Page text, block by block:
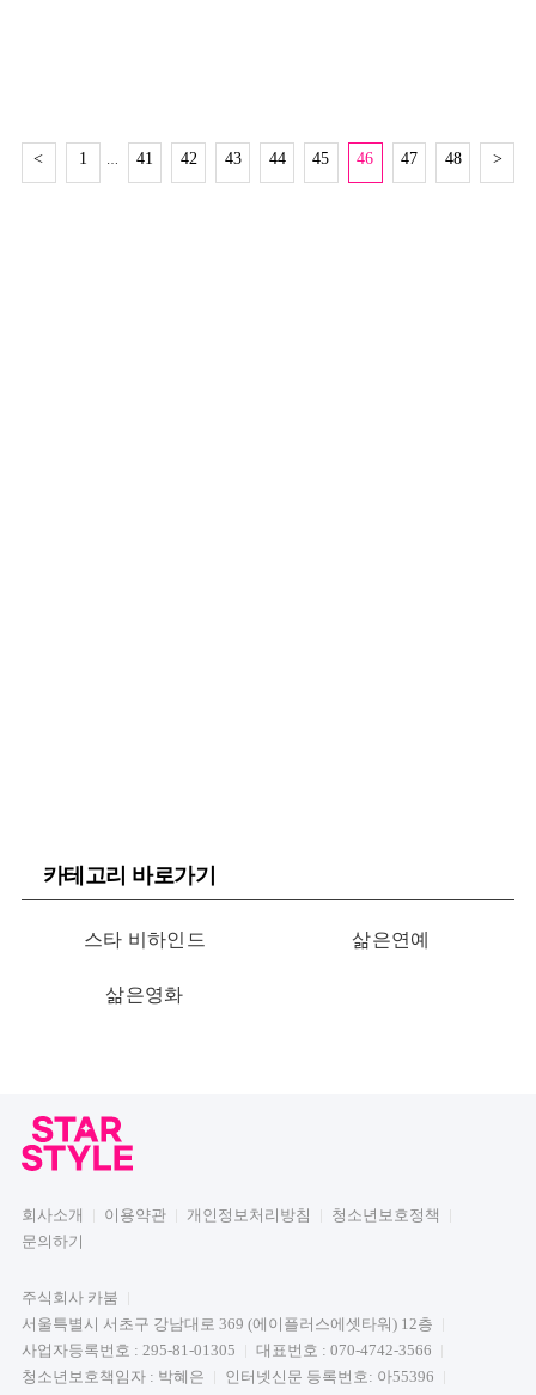
< 1 41 42 43 44 45 46 47 48 >
카테고리 바로가기
스타 비하인드 삶은연예
삶은영화
회사소개 이용약관 개인정보처리방침
청소년보호정책
문의하기
주식회사 카붐
서울특별시 서초구 강남대로 369 (에이플러스에셋타워) 12층
사업자등록번호 : 295-81-01305
대표번호 : 070-4742-3566
청소년보호책임자 : 박혜은
인터넷신문 등록번호: 아55396